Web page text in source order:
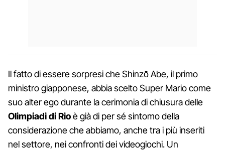
Il fatto di essere sorpresi che Shinzō Abe, il primo
ministro giapponese, abbia scelto Super Mario come
suo alter ego durante la cerimonia di chiusura delle
Olimpiadi di Rioè già di per sé sintomo della
considerazione che abbiamo, anche tra i più inseriti
nel settore, nei confronti dei videogiochi. Un